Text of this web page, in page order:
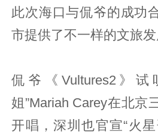
此次海口与侃爷的成功
市提供了不一样的文旅发
侃爷《Vultures2》
姐”Mariah Carey在北京
开唱，深圳也官宣“火星